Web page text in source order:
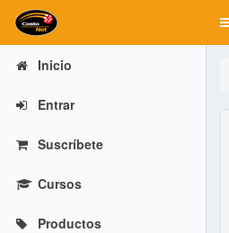
Inicio
Entrar
Suscríbete
Cursos
Productos